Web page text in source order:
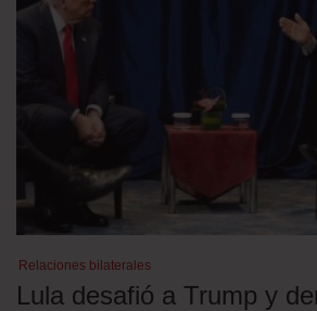
Relaciones bilaterales
Lula desafió a Trump y